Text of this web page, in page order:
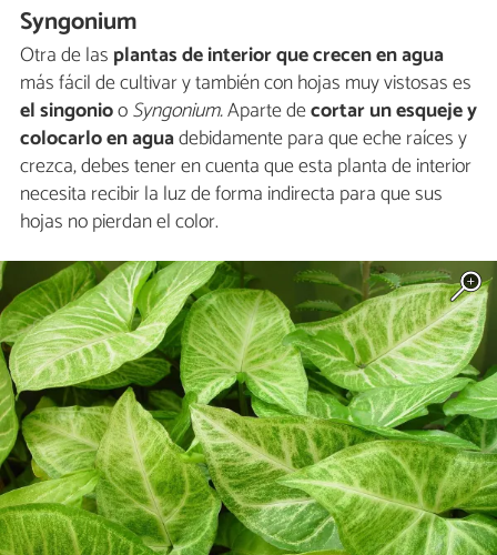
Syngonium
Otra de las plantas de interior que crecen en agua
más fácil de cultivar y también con hojas muy vistosas es
el singoniooSyngonium.Aparte decortar un esqueje y
colocarlo en aguadebidamente para que eche raíces y
crezca, debes tener en cuenta que esta planta de interior
necesita recibir la luz de forma indirecta para que sus
hojas no pierdan el color.